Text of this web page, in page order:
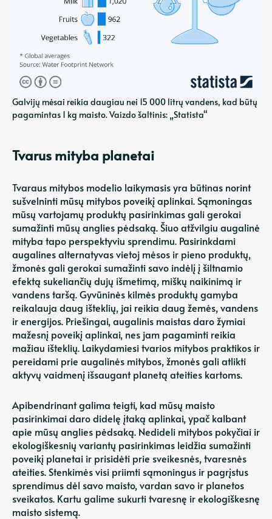
Galvijų mėsai reikia daugiau nei 15 000 litrų vandens, kad būtų
pagamintas 1 kg maisto. Vaizdo šaltinis: „Statista“
Tvarus mityba planetai
Tvaraus mitybos modelio laikymasis yra būtinas norint
sušvelninti mūsų mitybos poveikį aplinkai. Sąmoningas
mūsų vartojamų produktų pasirinkimas gali gerokai
sumažinti mūsų anglies pėdsaką. Šiuo atžvilgiu augalinė
mityba tapo perspektyviu sprendimu. Pasirinkdami
augalines alternatyvas vietoj mėsos ir pieno produktų,
žmonės gali gerokai sumažinti savo indėlį į šiltnamio
efektą sukeliančių dujų išmetimą, miškų naikinimą ir
vandens taršą. Gyvūninės kilmės produktų gamyba
reikalauja daug išteklių, jai reikia daug žemės, vandens
ir energijos. Priešingai, augalinis maistas daro žymiai
mažesnį poveikį aplinkai, nes jam pagaminti reikia
mažiau išteklių. Laikydamiesi tvarios mitybos praktikos ir
pereidami prie augalinės mitybos, žmonės gali atlikti
aktyvų vaidmenį išsaugant planetą ateities kartoms.
Apibendrinant galima teigti, kad mūsų maisto
pasirinkimai daro didelę įtaką aplinkai, ypač kalbant
apie mūsų anglies pėdsaką. Nedideli mitybos pokyčiai ir
ekologiškesnių variantų pasirinkimas leidžia sumažinti
poveikį planetai ir prisidėti prie sveikesnės, tvaresnės
ateities. Stenkimės visi priimti sąmoningus ir pagrįstus
sprendimus dėl savo maisto, vardan savo ir planetos
sveikatos. Kartu galime sukurti tvaresnę ir ekologiškesnę
maisto sistemą.